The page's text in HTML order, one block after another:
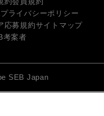
プライバシーポリシー
応募規約サイトマップ
考案者
SEB Japan